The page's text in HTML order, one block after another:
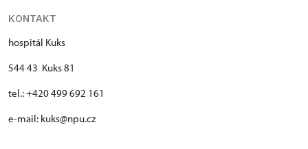
KONTAKT
hospitál Kuks
544 43 Kuks 81
tel.: +420 499 692 161
e-mail: kuks@npu.cz